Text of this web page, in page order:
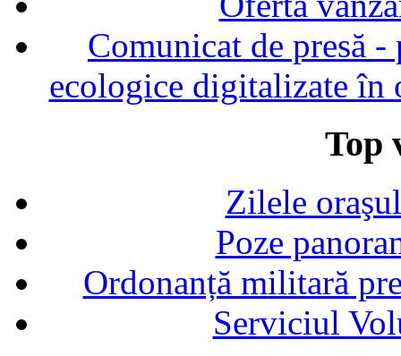
Comunicat de presă
ecologice digitalizate în
Top
Zilele
Poze
Ordonanță militară
Serviciul